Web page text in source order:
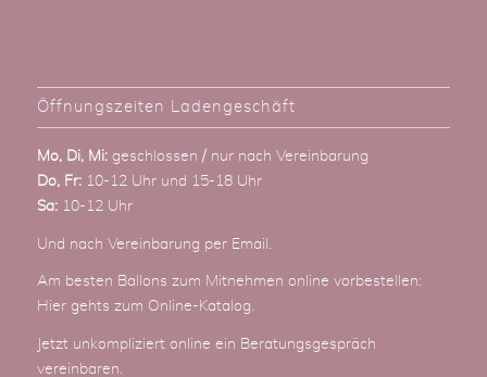
Öffnungszeiten Ladengeschäft
Mo, Di, Mi:geschlossen / nur nach Vereinbarung
Do, Fr:10-12 Uhr und 15-18 Uhr
Sa:10-12 Uhr
Und nach Vereinbarung per Email
Am besten Ballons zum Mitnehmen online vorbestellen:
Hier gehts zum Online-Katalog.
Jetzt unkompliziert online ein Beratungsgespräch
vereinbaren.